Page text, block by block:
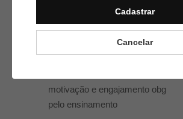
Cadastrar
Cancelar
Thiago Silva De Souza 25/06/2024
motivação e engajamento obg
pelo ensinamento